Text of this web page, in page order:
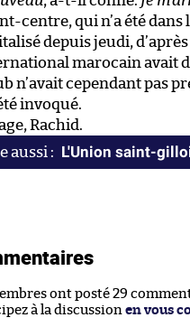
centre, qui n’a été
depuis jeudi,
marocain avait
n’avait cependant pas
invoqué.
Rachid.
L'Union saint-
ont posté 29
à la discussion en vous